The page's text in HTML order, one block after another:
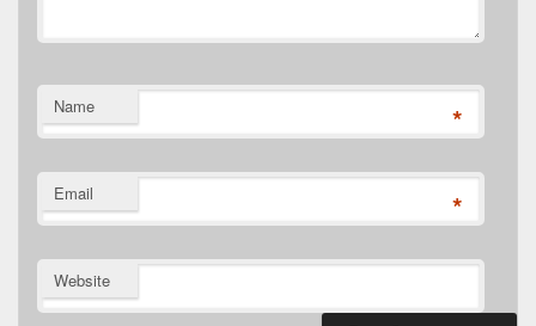
Name *
Email *
Website